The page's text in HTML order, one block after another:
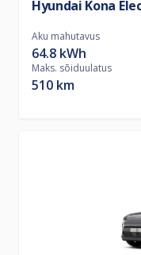
Hyundai Kona
Aku mahutavus
64.8 kWh
Maks. sõiduulatus
510 km